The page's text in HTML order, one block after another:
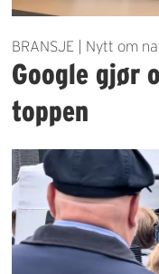
BRANSJE | Nytt om
Google gjør
toppen